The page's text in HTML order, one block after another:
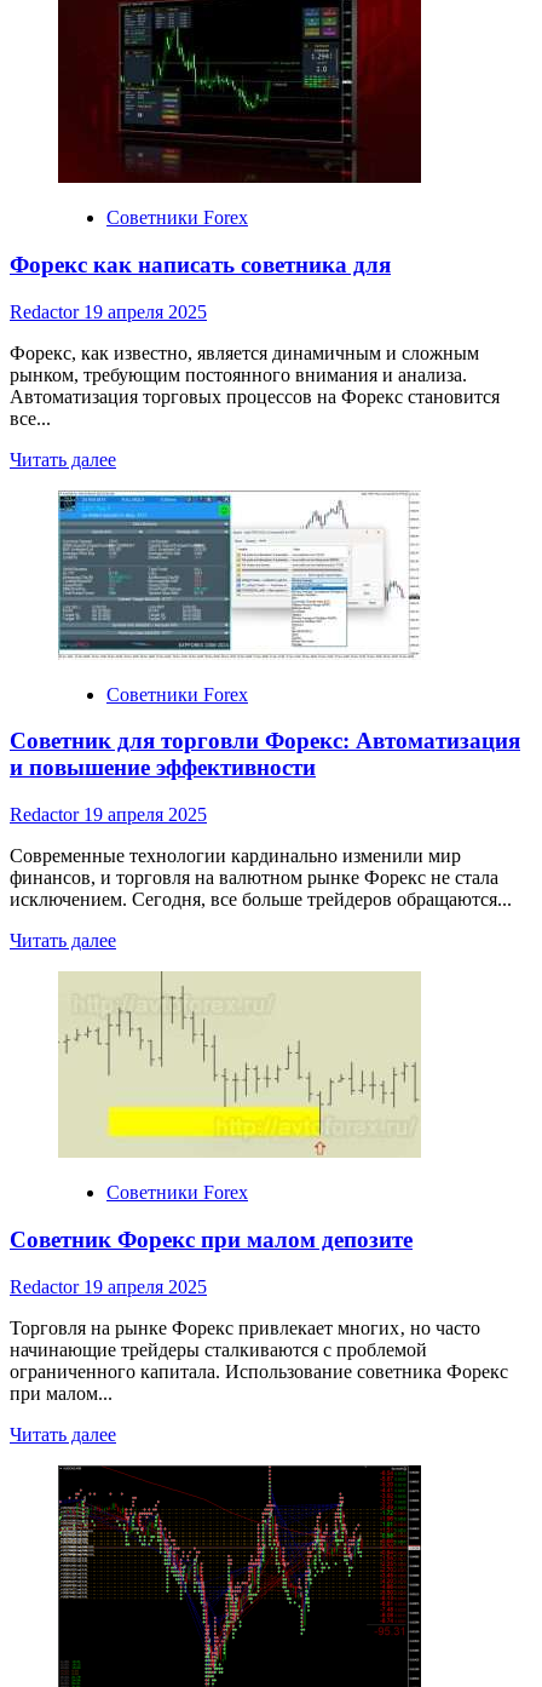
Советники
для
форекс
forex:
как
выбрать
чего
ожидать
Советники Forex
Форекс как написать советника для
Redactor 19 апреля 2025
Форекс, как известно, является динамичным и сложным
рынком, требующим постоянного внимания и анализа.
Автоматизация торговых процессов на Форекс становится
все...
Читать далееRead
about
Форекс
как
написать
советника
Советники Forex
Советник для торговли Форекс: Автоматизация
и повышение эффективности
Redactor 19 апреля 2025
Современные технологии кардинально изменили мир
финансов, и торговля на валютном рынке Форекс не стала
исключением. Сегодня, все больше трейдеров обращаются...
Читать далееRead
Советник
для
торговли
Форекс:
и
повышение
эффективности
Советники Forex
Советник Форекс при малом депозите
Redactor 19 апреля 2025
Торговля на рынке Форекс привлекает многих‚ но часто
начинающие трейдеры сталкиваются с проблемой
ограниченного капитала. Использование советника Форекс
при малом...
Читать далееRead
about
Советник
Форекс
при
малом
депозите